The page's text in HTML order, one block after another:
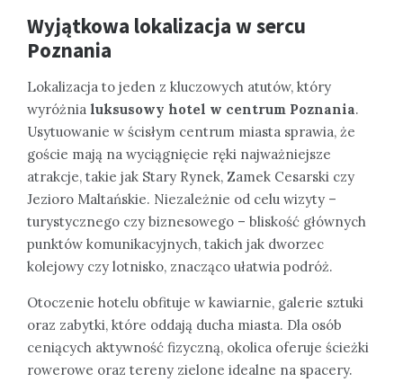
Wyjątkowa lokalizacja w sercu
Poznania
Lokalizacja to jeden z kluczowych atutów, który
wyróżnia luksusowy hotel w centrum Poznania.
Usytuowanie w ścisłym centrum miasta sprawia, że
goście mają na wyciągnięcie ręki najważniejsze
atrakcje, takie jak Stary Rynek, Zamek Cesarski czy
Jezioro Maltańskie. Niezależnie od celu wizyty –
turystycznego czy biznesowego – bliskość głównych
punktów komunikacyjnych, takich jak dworzec
kolejowy czy lotnisko, znacząco ułatwia podróż.
Otoczenie hotelu obfituje w kawiarnie, galerie sztuki
oraz zabytki, które oddają ducha miasta. Dla osób
ceniących aktywność fizyczną, okolica oferuje ścieżki
rowerowe oraz tereny zielone idealne na spacery.